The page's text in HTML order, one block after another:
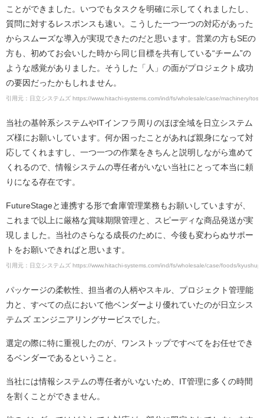
ことができました。いつでもタスクを明確に示してくれましたし、
質問に対するレスポンスも速い。こうした一つ一つの対応があった
からスムーズな導入が実現できたのだと思います。営業の方もSEの
方も、初めてお会いした時から同じ目標を共有している“チーム”の
ような感覚がありました。そうした「人」の面がプロジェクト成功
の要因だったかもしれません。
引用元：日立システムズ https://www.hitachi-systems.com/ind/fs/wholesale/case/machinery/
当社の基幹系システムやITインフラ周りのほぼ全域を日立システム
ズ様にお願いしています。何か困ったことがあれば親身になって対
応してくれますし、一つ一つの作業をきちんと説明しながら進めて
くれるので、情報システムの専任者がいない当社にとって本当に頼
りになる存在です。
FutureStageと連携する形で倉庫管理業務もお願いしていますが、
これまで以上に厳格な賞味期限管理と、スピーディな商品発送が実
現しました。当社のさらなる成長のために、今後も変わらぬサポー
トをお願いできればと思います。
引用元：日立システムズ https://www.hitachi-systems.com/ind/fs/wholesale/case/foods/
パッケージの柔軟性、担当者の人柄やスキル、プロジェクト管理能
力と、すべての点において他ベンダーより優れていたのが日立シス
テムズ エンジニアリングサービスでした。
選定の際に特に重視したのが、ワンストップですべてをお任せでき
るベンダーであるということ。
当社には情報システムの専任者がいないため、IT管理に多くの時間
を割くことができません。